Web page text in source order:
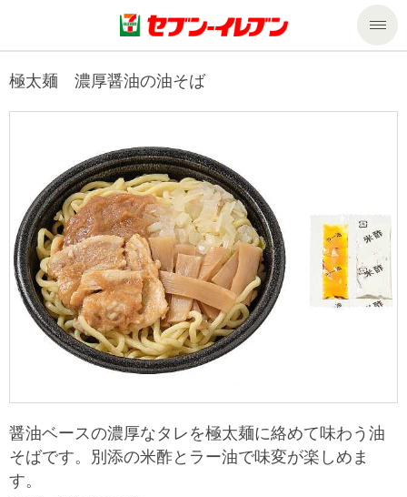
商品のご案内
今週の新商品
来週の新商品
商品カテゴリ一覧
セブンプレミアム
ギフト
プリペイドカード・金券
サービス
サービストップ
nanacoトップ
マルチコピー機でできること
コピー
プリント
宅配便
切手・はがき・印紙
チケットサービス
セブンチケット
セブン‐イレブンでお受取り
企業情報
企業情報トップ
ニュースリリース
企業理念
会社概要
私たちの取組み
サステナビリティ
セブン＆アイ・ホールディングスの重点課題
サステナビリティ活動基本方針
加盟店オーナー募集 物件募集・購入
極太麺 濃厚醤油の油そば
醤油ベースの濃厚なタレを極太麺に絡めて味わう油
そばです。別添の米酢とラー油で味変が楽しめま
す。